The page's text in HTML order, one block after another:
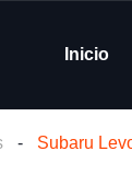
Inicio
- Subaru